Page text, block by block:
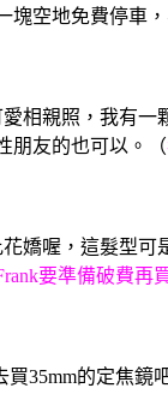
塊空地免費停車
相親照，我有一
朋友的也可以 。（
花嬌喔，這髮型可
要準備破費再
買35mm的定焦鏡